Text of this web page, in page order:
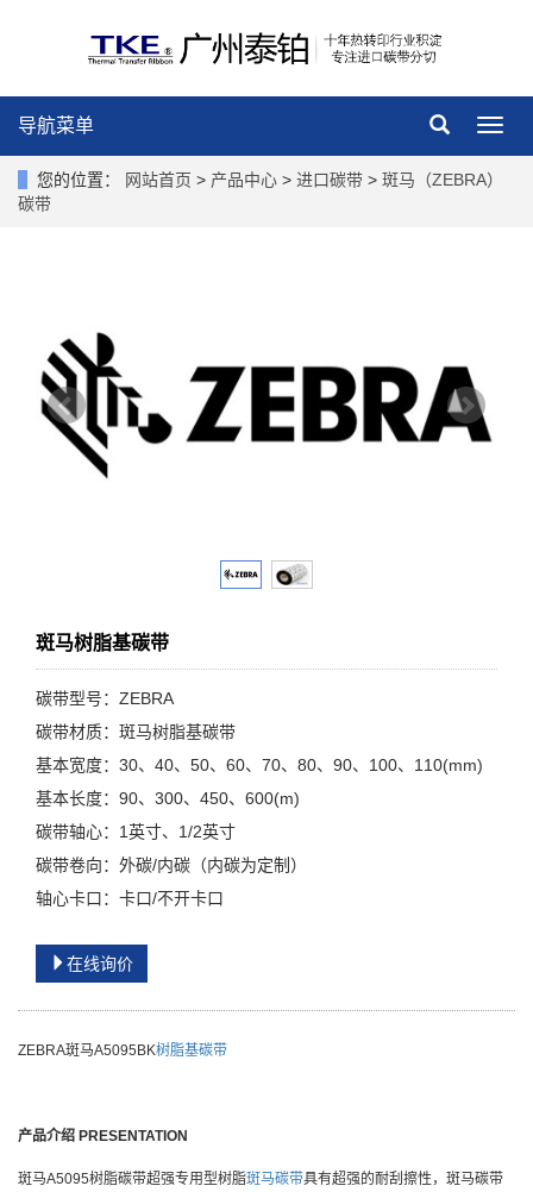
导
航
菜
导航菜单
您的位置： 网站首页 > 产品中心 > 进口碳带 > 斑马（ZEBRA）
碳带
斑马树脂基碳带
碳带型号：ZEBRA
碳带材质：斑马树脂基碳带
基本宽度：30、40、50、60、70、80、90、100、110(mm)
基本长度：90、300、450、600(m)
碳带轴心：1英寸、1/2英寸
碳带卷向：外碳/内碳（内碳为定制）
轴心卡口：卡口/不开卡口
在线询价
ZEBRA斑马A5095BK树脂基碳带
产品介绍 PRESENTATION
斑马A5095树脂碳带超强专用型树脂斑马碳带具有超强的耐刮擦性，斑马碳带